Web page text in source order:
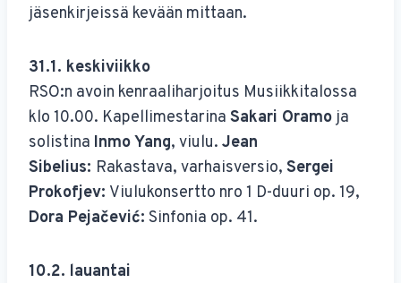
jäsenkirjeissä kevään mittaan.
31.1. keskiviikko
RSO:n avoin kenraaliharjoitus Musiikkitalossa
klo 10.00. Kapellimestarina Sakari Oramo ja
solistina Inmo Yang, viulu. Jean
Sibelius: Rakastava, varhaisversio, Sergei
Prokofjev: Viulukonsertto nro 1 D-duuri op. 19,
Dora Pejačević: Sinfonia op. 41.
10.2. lauantai